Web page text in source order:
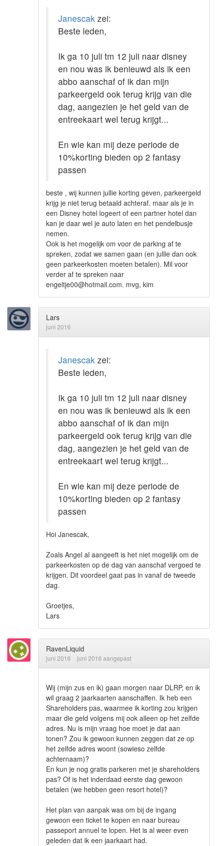
Janescak zei:
Beste leden,
Ik ga 10 juli tm 12 juli naar disney
en nou was ik benieuwd als ik een
abbo aanschaf of ik dan mijn
parkeergeld ook terug krijg van die
dag, aangezien je het geld van de
entreekaart wel terug krijgt...
En wie kan mij deze periode de
10%korting bieden op 2 fantasy
passen
beste , wij kunnen jullie korting geven, parkeergeld
krijg je niet terug betaald achteraf. maar als je in
een Disney hotel logeert of een partner hotel dan
kan je daar wel je auto laten en het pendelbusje
nemen.
Ook is het mogelijk om voor de parking af te
spreken, zodat we samen gaan (en jullie dan ook
geen parkeerkosten moeten betalen). Mil voor
verder af te spreken naar
engeltje00@hotmail.com. mvg, kim
Lars
juni 2016
Janescak zei:
Beste leden,
Ik ga 10 juli tm 12 juli naar disney
en nou was ik benieuwd als ik een
abbo aanschaf of ik dan mijn
parkeergeld ook terug krijg van die
dag, aangezien je het geld van de
entreekaart wel terug krijgt...
En wie kan mij deze periode de
10%korting bieden op 2 fantasy
passen
Hoi Janescak,
Zoals Angel al aangeeft is het niet mogelijk om de
parkeerkosten op de dag van aanschaf vergoed te
krijgen. Dit voordeel gaat pas in vanaf de tweede
dag.
Groetjes,
Lars
RavenLiquid
juni 2016 juni 2016 aangepast
Wij (mijn zus en ik) gaan morgen naar DLRP, en ik
wil graag 2 jaarkaarten aanschaffen. Ik heb een
Shareholders pas, waarmee ik korting zou krijgen
maar die geld volgens mij ook alleen op het zelfde
adres. Nu is mijn vraag hoe moet je dat aan
tonen? Zou ik gewoon kunnen zeggen dat ze op
het zelfde adres woont (sowieso zelfde
achternaam)?
En kun je nog gratis parkeren met je shareholders
pas? Of is het inderdaad eerste dag gewoon
betalen (we hebben geen resort hotel)?
Het plan van aanpak was om bij de ingang
gewoon een ticket te kopen en naar bureau
passeport annuel te lopen. Het is al weer even
geleden dat ik een jaarkaart had.